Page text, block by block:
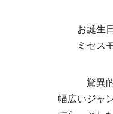
お誕生
ミセス
驚異
幅広いジャ